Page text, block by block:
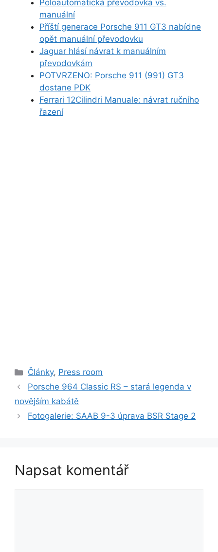
Poloautomatická převodovka vs.
manuální
Příští generace Porsche 911 GT3 nabídne
opět manuální převodovku
Jaguar hlásí návrat k manuálním
převodovkám
POTVRZENO: Porsche 911 (991) GT3
dostane PDK
Ferrari 12Cilindri Manuale: návrat ručního
řazení
Rubriky
Články, Press room
Porsche 964 Classic RS – stará legenda v
novějším kabátě
Fotogalerie: SAAB 9-3 úprava BSR Stage 2
Napsat komentář